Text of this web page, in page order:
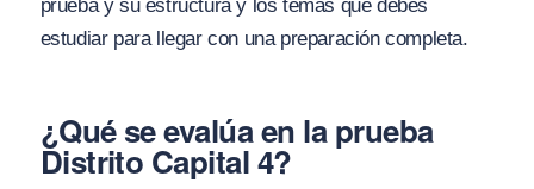
prueba y su estructura y los temas que debes
estudiar para llegar con una preparación completa.
¿Qué se evalúa en la prueba
Distrito Capital 4?